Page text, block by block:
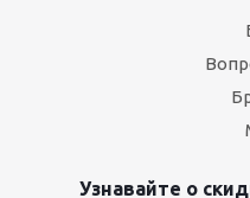
Узнавайте о